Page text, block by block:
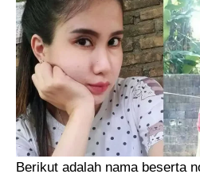
Berikut adalah nama beserta